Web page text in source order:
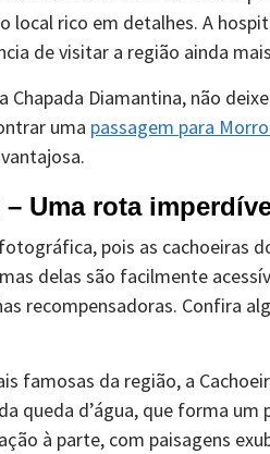
local rico em detalhes. A
de visitar a região ainda
Chapada Diamantina, não
uma passagem para
Uma rota
pois as cachoeiras
delas são facilmente
recompensadoras. Confira
famosas da região, a
queda d’água, que forma um
à parte, com paisagens